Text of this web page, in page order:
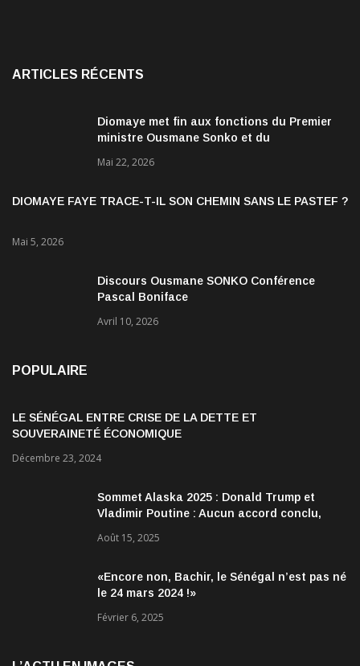
ARTICLES RÉCENTS
Diomaye met fin aux fonctions du Premier
ministre Ousmane Sonko et du
Mai 22, 2026
DIOMAYE FAYE TRACE-T-IL SON CHEMIN SANS LE PASTEF ?
Mai 5, 2026
Discours Ousmane SONKO Conférence
Pascal Boniface
Avril 10, 2026
POPULAIRE
LE SÉNÉGAL ENTRE CRISE DE LA DETTE ET
SOUVERAINETÉ ÉCONOMIQUE
Décembre 23, 2024
Sommet Alaska 2025 : Donald Trump et
Vladimir Poutine : Aucun accord conclu,
encourageantes
Août 15, 2025
«Encore non, Bachir, le Sénégal n’est pas né
le 24 mars 2024 !»
Février 6, 2025